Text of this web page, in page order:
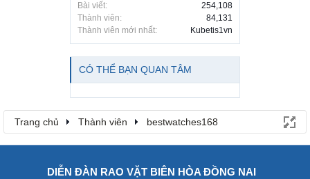
Bài viết:
254,108
Thành viên:
84,131
Thành viên mới nhất:
Kubetis1vn
CÓ THỂ BẠN QUAN TÂM
Trang chủ Thành viên bestwatches168
DIỄN ĐÀN RAO VẶT BIÊN HÒA ĐỒNG NAI